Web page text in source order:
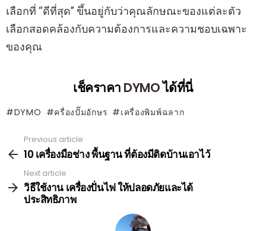
เลือกที่ “ดีที่สุด” ขึ้นอยู่กับว่าคุณลักษณะของแต่ละตัว
เลือกสอดคล้องกับความต้องการและความชอบเฉพาะ
ของคุณ
เช็คราคา DYMOได้ที่นี่
DYMO ครื่องปั๊มอักษร เครื่องพิมพ์ฉลาก
more
Previous article
10 เครื่องมือช่าง พื้นฐาน ที่ต้องมีติดบ้านเอาไว้
Next article
วิธีใช้งาน เครื่องปั่นไฟ ให้ปลอดภัยและได้
ประสิทธิภาพ